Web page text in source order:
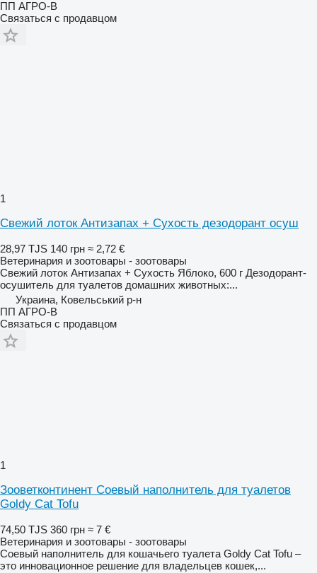
ПП АГРО-В
Связаться с продавцом
1
Свежий лоток Антизапах + Сухость дезодорант осуш
28,97 TJS 140 грн ≈ 2,72 €
Ветеринария и зоотовары - зоотовары
Свежий лоток Антизапах + Сухость Яблоко, 600 г Дезодорант-
осушитель для туалетов домашних животных:...
Украина, Ковельський р-н
ПП АГРО-В
Связаться с продавцом
1
Зооветконтинент Соевый наполнитель для туалетов
Goldy Cat Tofu
74,50 TJS 360 грн ≈ 7 €
Ветеринария и зоотовары - зоотовары
Соевый наполнитель для кошачьего туалета Goldy Cat Tofu –
это инновационное решение для владельцев кошек,...